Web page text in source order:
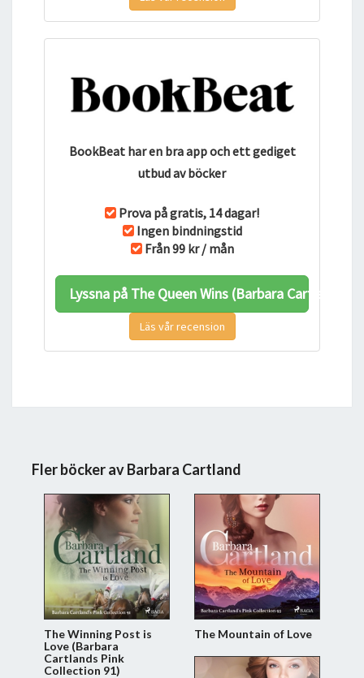
BookBeat har en bra app och ett gediget
utbud av böcker
Prova på gratis, 14 dagar!
Ingen bindningstid
Från 99 kr / mån
Lyssna på The Queen Wins (Barbara Cartlands
Läs vår recension
Fler böcker av Barbara Cartland
The Winning Post is
Love (Barbara
Cartlands Pink
Collection 91)
The Mountain of Love